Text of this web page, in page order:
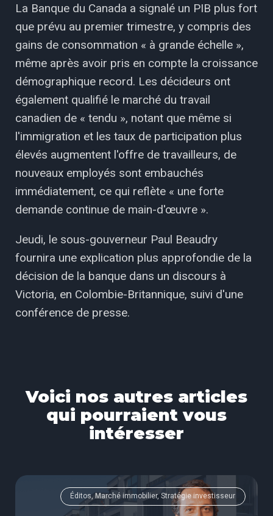
La Banque du Canada a signalé un PIB plus fort
que prévu au premier trimestre, y compris des
gains de consommation « à grande échelle »,
même après avoir pris en compte la croissance
démographique record. Les décideurs ont
également qualifié le marché du travail
canadien de « tendu », notant que même si
l'immigration et les taux de participation plus
élevés augmentent l'offre de travailleurs, de
nouveaux employés sont embauchés
immédiatement, ce qui reflète « une forte
demande continue de main-d'œuvre ».
Jeudi, le sous-gouverneur Paul Beaudry
fournira une explication plus approfondie de la
décision de la banque dans un discours à
Victoria, en Colombie-Britannique, suivi d'une
conférence de presse.
Voici nos autres articles
qui pourraient vous
intéresser
Éditos, Marché immobilier, Stratégie investisseur